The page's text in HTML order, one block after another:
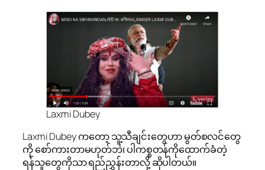
Laxmi Dubey
Laxmi Dubey ကတော့ သူ့သီချင်းတွေဟာ မွတ်စလင်တွေ
ကို စော်ကားတာမဟုတ်ဘဲ၊ ပါကစ္စတန်ကိုထောက်ခံတဲ့
ရန်သူတွေကိုသာ ရည်ညွှန်းတာလို့ ဆိုပါတယ်။